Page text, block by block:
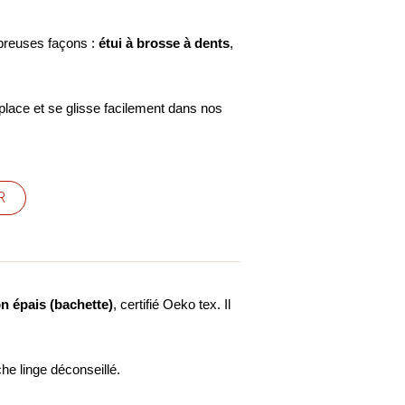
façons : étui à brosse à dents,
et se glisse facilement dans nos
épais (bachette), certifié Oeko tex. Il
linge déconseillé.